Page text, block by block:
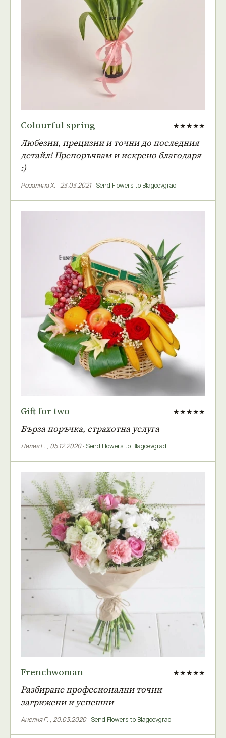
Colourful spring ★★★★★
Любезни, прецизни и точни до последния
детайл! Препоръчвам и искрено благодаря
:)
Розалина Х. , 23.03.2021· Send Flowers to Blagoevgrad
Gift for two ★★★★★
Бърза поръчка, страхотна услуга
Лилия Г. , 05.12.2020· Send Flowers to Blagoevgrad
Frenchwoman ★★★★★
Разбиране професионални точни
загрижени и успешни
Анелия Г. , 20.03.2020· Send Flowers to Blagoevgrad